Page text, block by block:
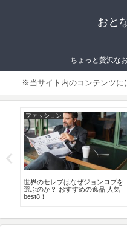
おと
ちょっと贅沢な
※当サイト内のコンテンツに
ファッション
世界のセレブはなぜジョンロブを
選ぶのか？ おすすめの逸品 人気
best8！